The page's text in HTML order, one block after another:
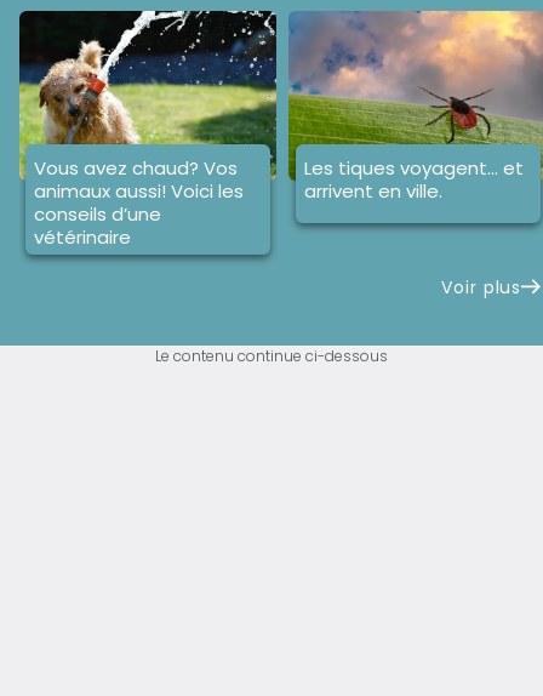
Vous avez chaud? Vos
animaux aussi! Voici les
conseils d’une
vétérinaire
Les tiques voyagent... et
arrivent en ville.
Voir plus
Le contenu continue ci-dessous